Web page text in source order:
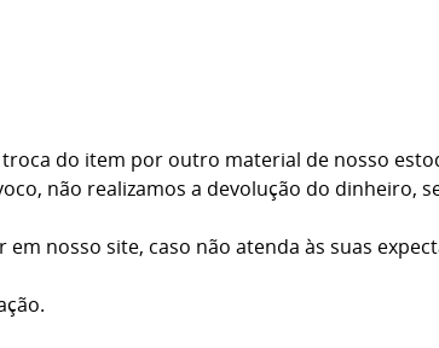
do item por outro material de nosso
não realizamos a devolução do dinheiro,
nosso site, caso não atenda às suas